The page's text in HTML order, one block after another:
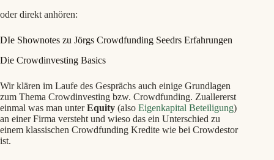
oder direkt anhören:
DIe Shownotes zu Jörgs Crowdfunding Seedrs Erfahrungen
Die Crowdinvesting Basics
Wir klären im Laufe des Gesprächs auch einige Grundlagen
zum Thema Crowdinvesting bzw. Crowdfunding. Zuallererst
einmal was man unterEquity (also Eigenkapital Beteiligung)
an einer Firma versteht und wieso das ein Unterschied zu
einem klassischen Crowdfunding Kredite wie bei Crowdestor
ist.